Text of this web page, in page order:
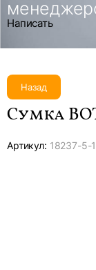
Написать
Назад
Сумка
Артикул: 18237-5-